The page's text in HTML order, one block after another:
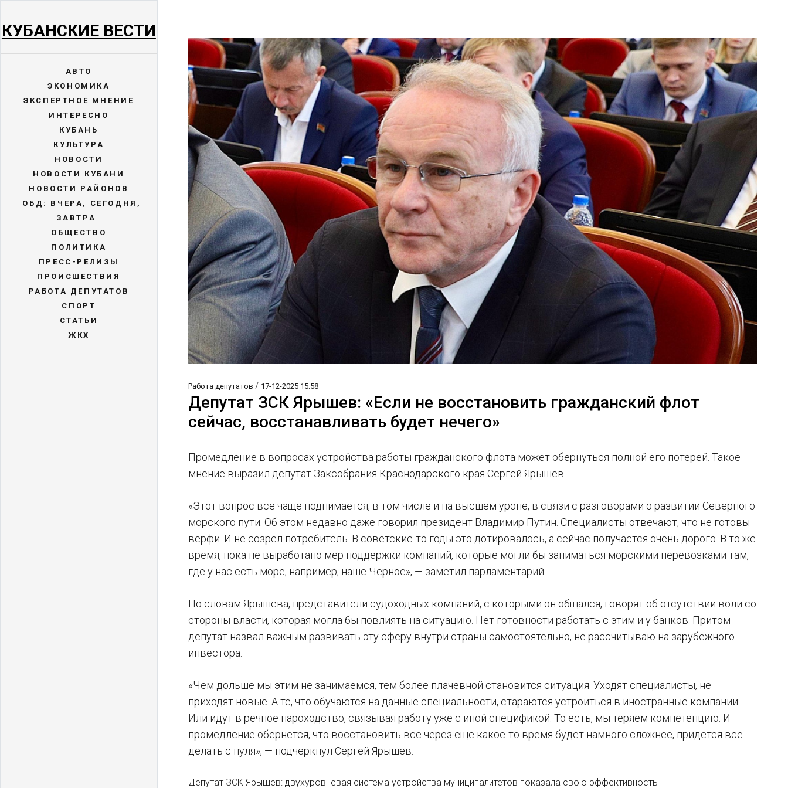
КУБАНСКИЕ ВЕСТИ
АВТО
ЭКОНОМИКА
ЭКСПЕРТНОЕ МНЕНИЕ
ИНТЕРЕСНО
КУБАНЬ
КУЛЬТУРА
НОВОСТИ
НОВОСТИ КУБАНИ
НОВОСТИ РАЙОНОВ
ОБД: ВЧЕРА, СЕГОДНЯ,
ЗАВТРА
ОБЩЕСТВО
ПОЛИТИКА
ПРЕСС-РЕЛИЗЫ
ПРОИСШЕСТВИЯ
РАБОТА ДЕПУТАТОВ
СПОРТ
СТАТЬИ
ЖКХ
Работа депутатов/ 17-12-2025 15:58
Депутат ЗСК Ярышев: «Если не восстановить гражданский флот
сейчас, восстанавливать будет нечего»
Промедление в вопросах устройства работы гражданского флота может обернуться полной его потерей. Такое
мнение выразил депутат Заксобрания Краснодарского края Сергей Ярышев.
«Этот вопрос всё чаще поднимается, в том числе и на высшем уроне, в связи с разговорами о развитии Северного
морского пути. Об этом недавно даже говорил президент Владимир Путин. Специалисты отвечают, что не готовы
верфи. И не созрел потребитель. В советские-то годы это дотировалось, а сейчас получается очень дорого. В то же
время, пока не выработано мер поддержки компаний, которые могли бы заниматься морскими перевозками там,
где у нас есть море, например, наше Чёрное», — заметил парламентарий.
По словам Ярышева, представители судоходных компаний, с которыми он общался, говорят об отсутствии воли со
стороны власти, которая могла бы повлиять на ситуацию. Нет готовности работать с этим и у банков. Притом
депутат назвал важным развивать эту сферу внутри страны самостоятельно, не рассчитываю на зарубежного
инвестора.
«Чем дольше мы этим не занимаемся, тем более плачевной становится ситуация. Уходят специалисты, не
приходят новые. А те, что обучаются на данные специальности, стараются устроиться в иностранные компании.
Или идут в речное пароходство, связывая работу уже с иной спецификой. То есть, мы теряем компетенцию. И
промедление обернётся, что восстановить всё через ещё какое-то время будет намного сложнее, придётся всё
делать с нуля», — подчеркнул Сергей Ярышев.
Депутат ЗСК Ярышев: двухуровневая система устройства муниципалитетов показала свою эффективность